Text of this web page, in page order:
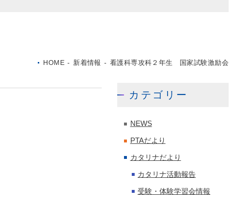
HOME - 新着情報 - 看護科専攻科２年生 国家試験激励会
カテゴリー
NEWS
PTAだより
カタリナだより
カタリナ活動報告
受験・体験学習会情報